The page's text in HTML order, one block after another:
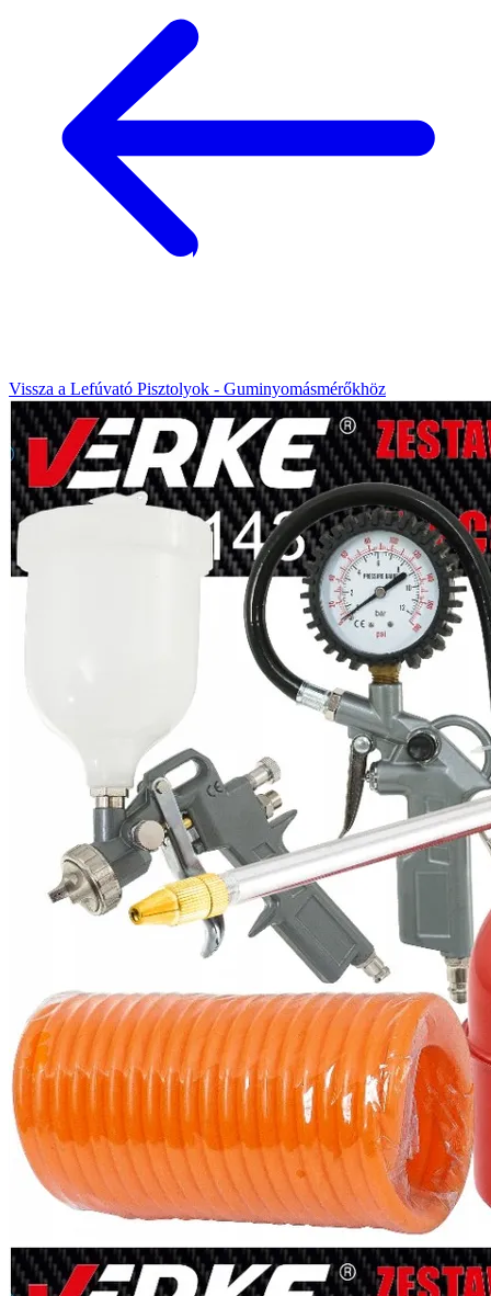
Vissza a Lefúvató Pisztolyok - Guminyomásmérőkhöz